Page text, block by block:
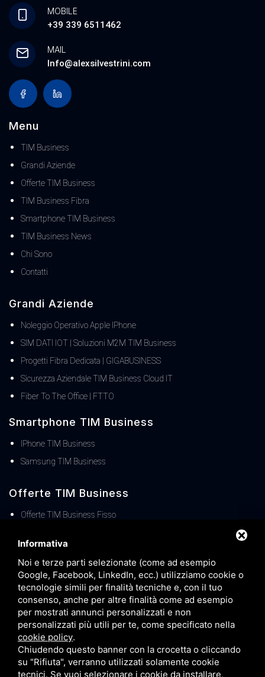
MOBILE
+39 339 6511462
MAIL
Info@alexsilvestrini.com
Menu
TIM Business
Grandi Aziende
Offerte TIM Business
TIM Business Fibra
Smartphone TIM Business
TIM Business News
Chi Sono
Contatti
Grandi Aziende
Noleggio Operativo Apple IPhone
SIM DATI IOT | Soluzioni M2M TIM Business
Progetti Fibra Dedicata | GIGABUSINESS
Sicurezza Aziendale TIM Business Cloud IT
Fiber To The Office | FTTO
Smartphone TIM Business
IPhone TIM Business
Samsung TIM Business
Offerte TIM Business
Offerte TIM Business Fisso
TIM Business Centralino Cloud
Offerte TIM Unica Business
Servizio Denat TIM Business
TIM BUSINESS 5G
TIM Business Servizi IT
Offerte TIM Business Voucher FIBRA
Offerta TIM Energia
Informativa
Noi e terze parti selezionate (come ad esempio
Google, Facebook, LinkedIn, ecc.) utilizziamo cookie o
tecnologie simili per finalità tecniche e, con il tuo
consenso, anche per altre finalità come ad esempio
per mostrati annunci personalizzati e non
personalizzati più utili per te, come specificato nella
cookie policy.
Chiudendo questo banner con la crocetta o cliccando
su "Rifiuta", verranno utilizzati solamente cookie
tecnici. Se vuoi selezionare i cookie da installare,